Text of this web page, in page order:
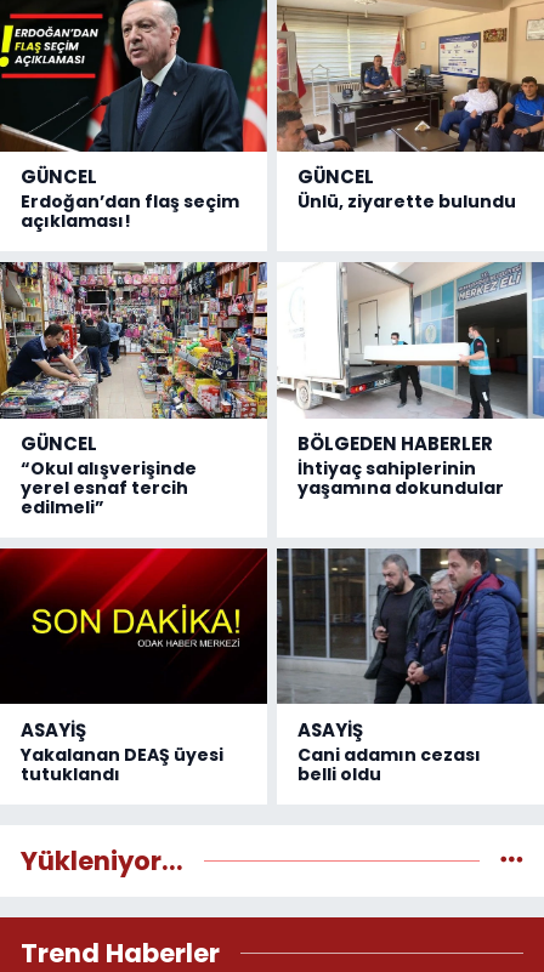
GÜNCEL
Erdoğan’dan flaş seçim
açıklaması!
GÜNCEL
Ünlü, ziyarette bulundu
GÜNCEL
“Okul alışverişinde
yerel esnaf tercih
edilmeli”
BÖLGEDEN HABERLER
İhtiyaç sahiplerinin
yaşamına dokundular
ASAYİŞ
Yakalanan DEAŞ üyesi
tutuklandı
ASAYİŞ
Cani adamın cezası
belli oldu
Yükleniyor...
Trend Haberler